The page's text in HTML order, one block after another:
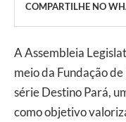
COMPARTILHE NO
A Assembleia
meio da Fundação
série Destino Pará,
como objetivo